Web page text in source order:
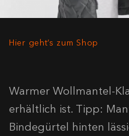
Hier geht’s zum Shop
Warmer Wollmantel-
erhältlich ist. Tipp:
Bindegürtel hinten